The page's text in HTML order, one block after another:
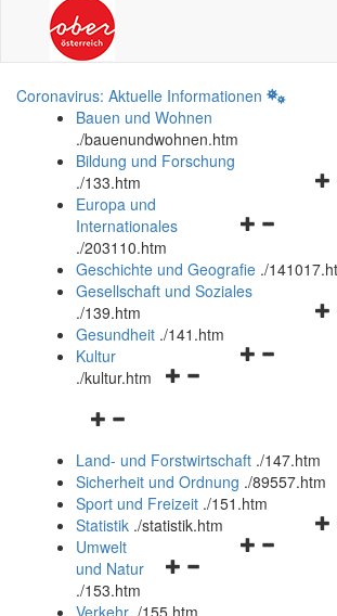
Coronavirus: Aktuelle Informationen
Bauen und Wohnen
./bauenundwohnen.htm
Bildung und Forschung
./133.htm
und
schließen
Europa und
Internationales
./203110.htm
Geschichte und Geografie ./
Gesellschaft und Soziales
./139.htm
Gesundheit ./141.htm
Navigationsmenü
Kultur
./kultur.htm
Navigationsmenü
und
schließen
Land- und Forstwirtschaft ./147.htm
Sicherheit und Ordnung ./89557.htm
Sport und Freizeit ./151.htm
Statistik ./statistik.htm
Navigationsmenü
und
Umwelt
und Natur
./153.htm
Verkehr ./155.htm